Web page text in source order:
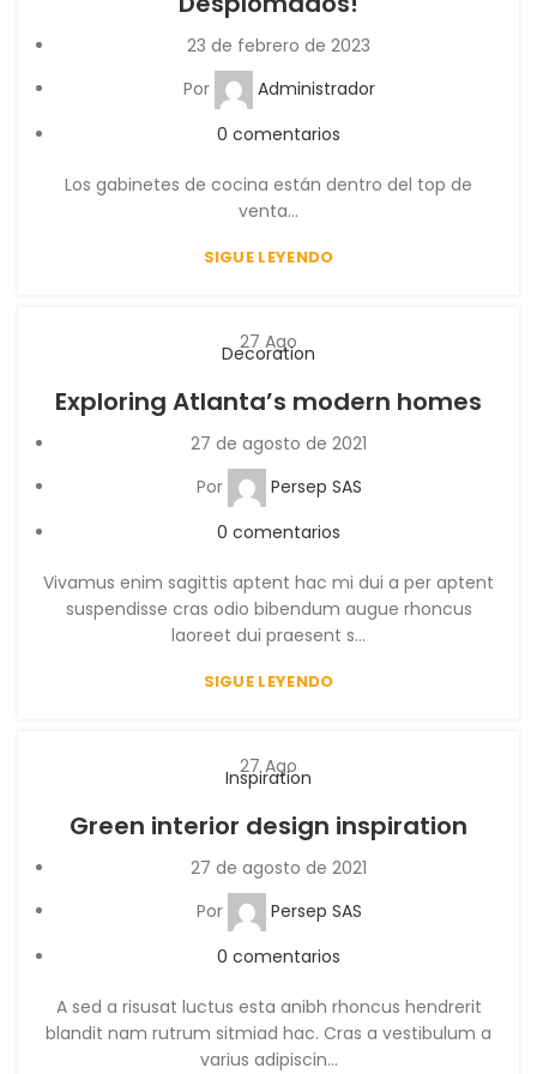
23 de febrero de 2023
Por
Administrador
0 comentarios
Los gabinetes de cocina están dentro del top de
venta...
SIGUE LEYENDO
27 Ago
Decoration
Exploring Atlanta’s modern homes
27 de agosto de 2021
Por
Persep SAS
0 comentarios
Vivamus enim sagittis aptent hac mi dui a per aptent
suspendisse cras odio bibendum augue rhoncus
laoreet dui praesent s...
SIGUE LEYENDO
27Ago
Inspiration
Green interior design inspiration
27 de agosto de 2021
Por
Persep SAS
0 comentarios
A sed a risusat luctus esta anibh rhoncus hendrerit
blandit nam rutrum sitmiad hac. Cras a vestibulum a
varius adipiscin...